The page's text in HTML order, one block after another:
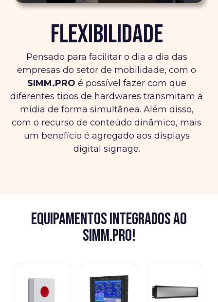
Flexibilidade
Pensado para facilitar o dia a dia das
empresas do setor de mobilidade, com o
SIMM.PRO é possível fazer com que
diferentes tipos de hardwares transmitam a
mídia de forma simultânea. Além disso,
com o recurso de conteúdo dinâmico, mais
um benefício é agregado aos displays
digital signage.
Equipamentos integrados ao
SIMM.PRO!